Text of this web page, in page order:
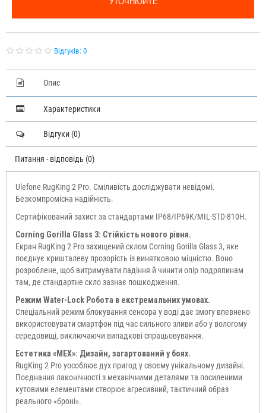
Відгуків: 0
Опис
Характеристики
Відгуки (0)
Питання - відповідь (0)
Ulefone RugKing 2 Pro. Сміливість досліджувати невідомі.
Безкомпромісна надійність.
Сертифікований захист за стандартами IP68/IP69K/MIL-STD-810H.
Corning Gorilla Glass 3: Стійкість нового рівня.
Екран RugKing 2 Pro захищений склом Corning Gorilla Glass 3, яке
поєднує кришталеву прозорість із винятковою міцністю. Воно
розроблене, щоб витримувати падіння й чинити опір подряпинам
там, де стандартне скло зазнає пошкодження.
Режим Water-Lock Робота в екстремальних умовах.
Спеціальний режим блокування сенсора у воді дає змогу впевнено
використовувати смартфон під час сильного зливи або у вологому
середовищі, виключаючи випадкові спрацьовування.
Естетика «МЕХ»: Дизайн, загартований у боях.
RugKing 2 Pro уособлює дух пригод у своєму унікальному дизайні.
Поєднання лаконічності з механічними деталями та посиленими
кутовими елементами створює агресивний, тактичний образ
реального «броні».